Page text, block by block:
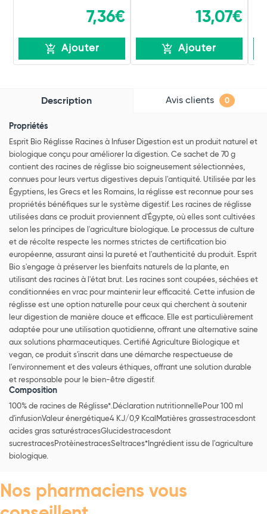
7,36€
Ajouter
13,07€
Ajouter
Description Avis clients 0
Propriétés
Esprit Bio Réglisse Racines à Infuser Digestion est un produit naturel et
biologique conçu pour améliorer la digestion. Ce sachet de 70 g
contient des racines de réglisse bio soigneusement sélectionnées,
connues pour leurs vertus digestives depuis l'antiquité. Utilisée par les
Égyptiens, les Grecs et les Romains, la réglisse est reconnue pour ses
propriétés bénéfiques sur le système digestif. Les racines de réglisse
utilisées dans ce produit proviennent d'Égypte, où elles sont cultivées
selon les principes de l'agriculture biologique. Le processus de culture
et de récolte respecte les normes strictes de certification bio
européenne, assurant ainsi la pureté et l'authenticité du produit. Esprit
Bio s'engage à préserver les bienfaits naturels de la plante, en
utilisant des racines à l'état brut. Les racines sont coupées, séchées et
conditionnées en vrac pour maintenir leur efficacité. Cette infusion de
réglisse est une option naturelle pour ceux qui cherchent à soutenir
leur digestion de manière douce et efficace. Elle est particulièrement
adaptée pour une utilisation quotidienne, offrant une alternative saine
aux solutions pharmaceutiques. Certifié Agriculture Biologique et
vegan, ce produit s'inscrit dans une démarche respectueuse de
l'environnement et des valeurs éthiques, offrant une solution durable
et responsable pour le bien-être digestif.
Composition
100% de racines de Réglisse*.Déclaration nutritionnellePour 100 ml
d'infusionValeur énergétique4 KJ/0,9 KcalMatières grassestracesdont
acides gras saturéstracesGlucidestracesdont
sucrestracesProtèinestracesSeltraces*Ingrédient issu de l'agriculture
biologique.
Nos pharmaciens vous